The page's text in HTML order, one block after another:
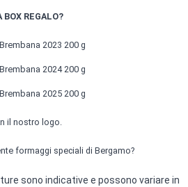
BOX REGALO?
2023 200 g
2024 200 g
2025 200 g
il nostro logo.
formaggi speciali di Bergamo?
sono indicative e possono variare in